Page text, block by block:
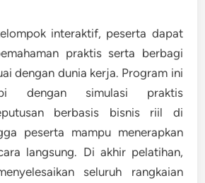
interaktif, peserta dapat
praktis serta berbagi
dengan dunia kerja. Program ini
dengan simulasi praktis
berbasis bisnis riil di
peserta mampu menerapkan
langsung. Di akhir pelatihan,
seluruh rangkaian